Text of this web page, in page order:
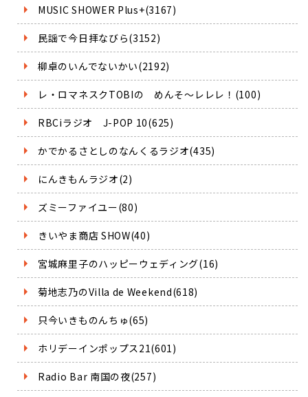
MUSIC SHOWER Plus+(3167)
民謡で今日拝なびら(3152)
柳卓のいんでないかい(2192)
レ・ロマネスクTOBIの めんそ～レレレ！(100)
RBCiラジオ J-POP 10(625)
かでかるさとしのなんくるラジオ(435)
にんきもんラジオ(2)
ズミーファイユー(80)
きいやま商店 SHOW(40)
宮城麻里子のハッピーウェディング(16)
菊地志乃のVilla de Weekend(618)
只今いきものんちゅ(65)
ホリデーインポップス21(601)
Radio Bar 南国の夜(257)